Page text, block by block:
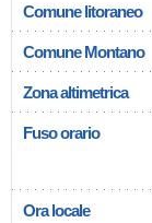
Comune litoraneo
Comune Montano
Zona altimetrica
Fuso orario
Ora locale